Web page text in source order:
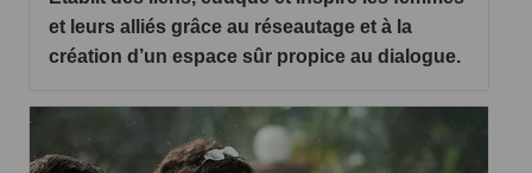
et leurs alliés grâce au réseautage et à la
création d’un espace sûr propice au dialogue.